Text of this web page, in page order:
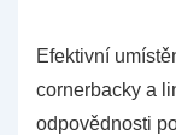
Efektivní
cornerbacky a
odpovědnosti